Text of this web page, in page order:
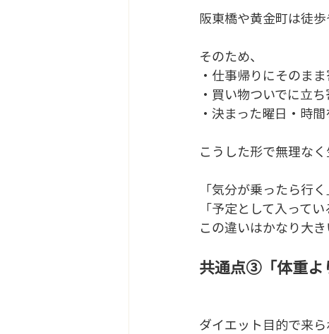
阪東橋や黄金町は徒
そのため、
・仕事帰りにそのまま
・買い物ついでに立ち
・決まった曜日・時
こうした形で無理な
「気分が乗ったら行く
「予定として入ってい
この違いはかなり大き
共通点③「体重よ
ダイエット目的で来